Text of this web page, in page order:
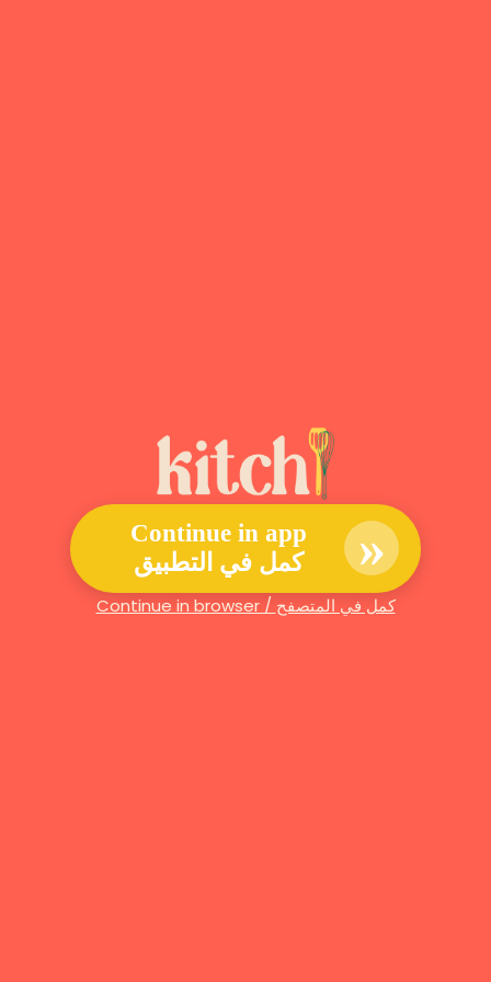
Continue in app
كمل في التطبيق
»
Continue in browser / كمل في المتصفح